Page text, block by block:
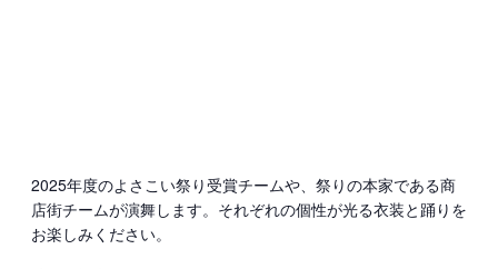
2025年度のよさこい祭り受賞チームや、祭りの本家である商
店街チームが演舞します。それぞれの個性が光る衣装と踊りを
お楽しみください。